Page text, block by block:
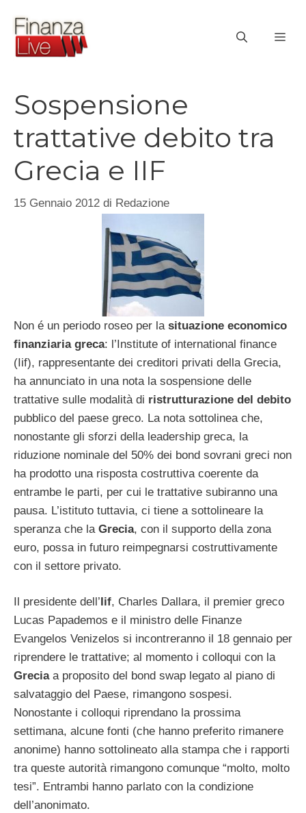
contenuto
Sospensione
trattative debito tra
Grecia e IIF
15 Gennaio 2012 di Redazione
Non é un periodo roseo per la situazione economico
finanziaria greca: l’Institute of international finance
(Iif), rappresentante dei creditori privati della Grecia,
ha annunciato in una nota la sospensione delle
trattative sulle modalità di ristrutturazione del debito
pubblico del paese greco. La nota sottolinea che,
nonostante gli sforzi della leadership greca, la
riduzione nominale del 50% dei bond sovrani greci non
ha prodotto una risposta costruttiva coerente da
entrambe le parti, per cui le trattative subiranno una
pausa. L’istituto tuttavia, ci tiene a sottolineare la
speranza che la Grecia, con il supporto della zona
euro, possa in futuro reimpegnarsi costruttivamente
con il settore privato.
Il presidente dell’ Iif, Charles Dallara, il premier greco
Lucas Papademos e il ministro delle Finanze
Evangelos Venizelos si incontreranno il 18 gennaio per
riprendere le trattative; al momento i colloqui con la
Grecia a proposito del bond swap legato al piano di
salvataggio del Paese, rimangono sospesi.
Nonostante i colloqui riprendano la prossima
settimana, alcune fonti (che hanno preferito rimanere
anonime) hanno sottolineato alla stampa che i rapporti
tra queste autorità rimangono comunque “molto, molto
tesi”. Entrambi hanno parlato con la condizione
dell’anonimato.